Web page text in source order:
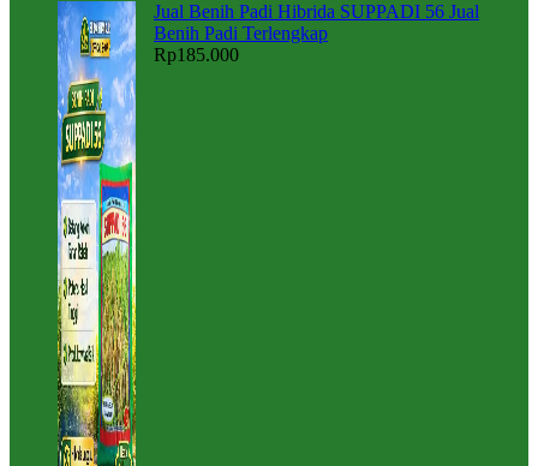
Jual Benih Padi Hibrida SUPPADI 56 Jual
Benih Padi Terlengkap
Rp185.000